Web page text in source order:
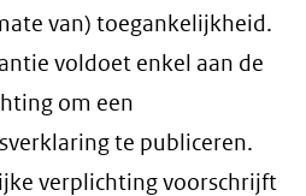
van) toegankelijkheid.
voldoet enkel aan de
om een
te publiceren.
verplichting voorschrijft